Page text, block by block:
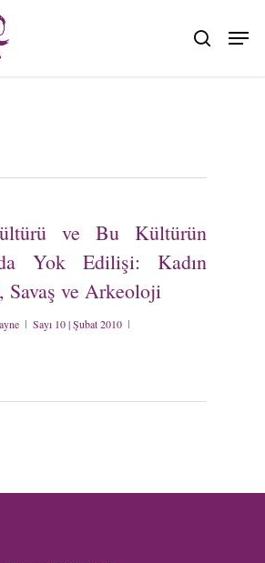
search
ve Bu Kültürün
Yok Edilişi: Kadın
Savaş ve Arkeoloji
Sayı 10 | Şubat 2010